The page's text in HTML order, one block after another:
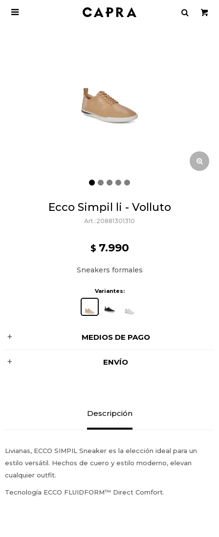

Ecco Simpil li - Volluto
20881301310
$ 7.990
Sneakers formales
Variantes:
MEDIOS DE PAGO
ENVÍO
Descripción
Livianas, ECCO SIMPIL Sneaker es la elección ideal para un
estilo versátil. Hechos de cuero y estilo moderno, elevan
cualquier outfit.
Tecnología ECCO FLUIDFORM™ Direct Comfort.